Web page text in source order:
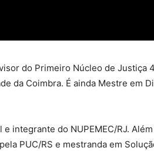
do Primeiro Núcleo de Justiça
da Coimbra. É ainda Mestre em
integrante do NUPEMEC/RJ.
PUC/RS e mestranda em